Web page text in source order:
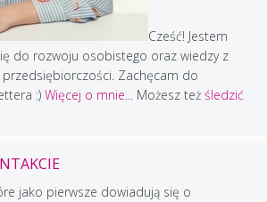
Cześć! Jestem
do rozwoju osobistego oraz wiedzy z
Zachęcam do
:) Więcej o mnie... Możesz też śledzić
jako pierwsze dowiadują się o